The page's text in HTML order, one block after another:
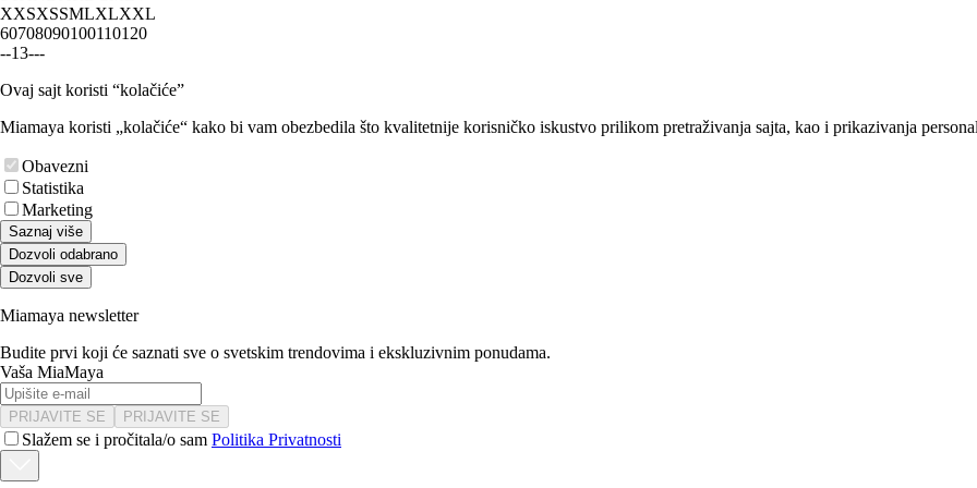
XXSXSSMLXLXXL
60708090100110120
--13---
Ovaj sajt koristi “kolačiće”
Miamaya koristi „kolačiće“ kako bi vam obezbedila što kvalitetnije korisničko iskustvo prilikom pretraživanja sajta, kao i prikazivanja
Obavezni
Statistika
Marketing
Saznaj više
Dozvoli odabrano
Dozvoli sve
Miamaya newsletter
Budite prvi koji će saznati sve o svetskim trendovima i ekskluzivnim ponudama.
Vaša MiaMaya
PRIJAVITE SE PRIJAVITE SE
Slažem se i pročitala/o sam Politika Privatnosti